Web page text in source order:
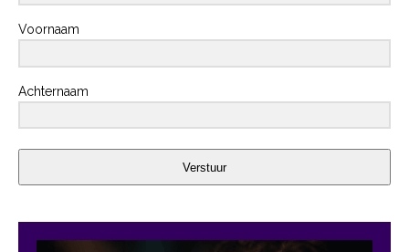
Voornaam
Achternaam
Verstuur